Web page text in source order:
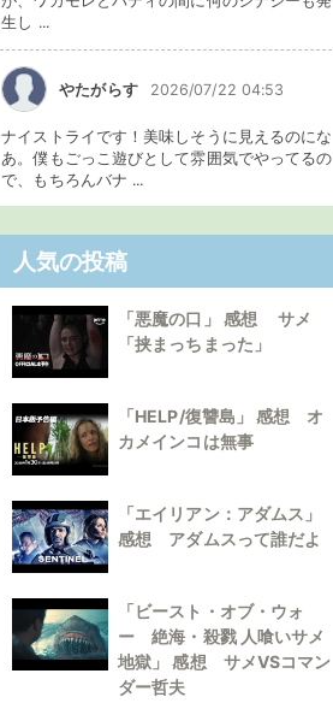
生し ...
やたがらす 2026/07/22 04:53
ナイストライです！美味しそうに見えるのにな
あ。僕もごっこ遊びとして雰囲気でやってるの
で、もちろんバナ ...
人気の投稿
「悪魔の口」 感想 サメ
「挟まっちまった」
「HELP/復讐島」 感想 オ
カメインコは無事
「エイリアン：アダムス」
感想 アダムスって誰だよ
「ビースト・オブ・ウォ
ー 絶海・殺戮 人喰いサメ
地獄」 感想 サメVSコマン
ダー哲夫